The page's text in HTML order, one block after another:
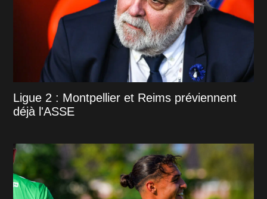
Ligue 2 : Montpellier et Reims préviennent
déjà l'ASSE